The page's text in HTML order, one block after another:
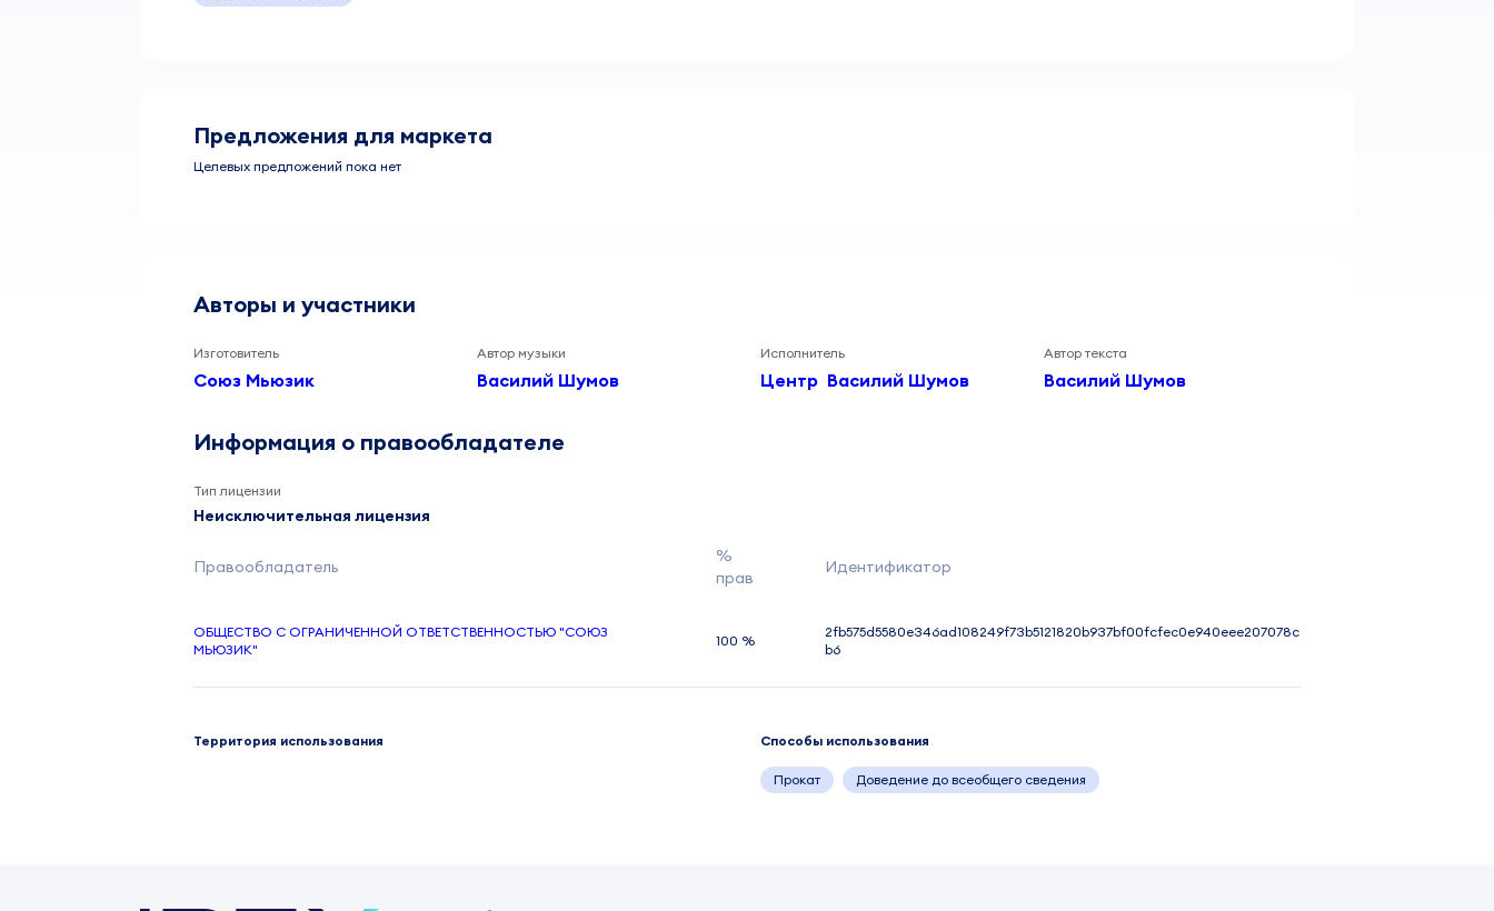
Предложения для маркета
Целевых предложений пока нет
Авторы и участники
Изготовитель
Союз Мьюзик
Автор музыки
Василий Шумов
Исполнитель
Центр Василий Шумов
Автор текста
Василий Шумов
Информация о правообладателе
Тип лицензии
Неисключительная лицензия
Правообладатель
%
прав
Идентификатор
ОБЩЕСТВО С ОГРАНИЧЕННОЙ ОТВЕТСТВЕННОСТЬЮ "СОЮЗ
МЬЮЗИК"
100 %
2fb575d5580e346ad108249f73b5121820b937bf00fcfec0e940eee207078c
b6
Территория использования Способы использования
Прокат Доведение до всеобщего сведения